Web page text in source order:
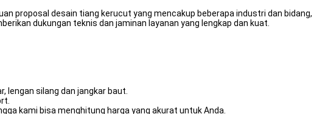
proposal desain tiang kerucut yang mencakup beberapa industri dan
dukungan teknis dan jaminan layanan yang lengkap dan kuat.
lengan silang dan jangkar baut.
kami bisa menghitung harga yang akurat untuk Anda.